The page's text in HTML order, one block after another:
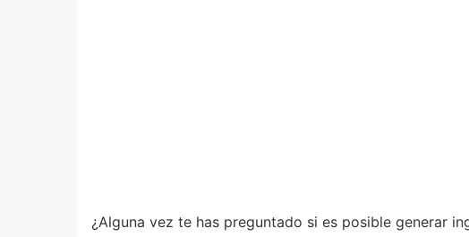
¿Alguna vez te has preguntado si es posible generar